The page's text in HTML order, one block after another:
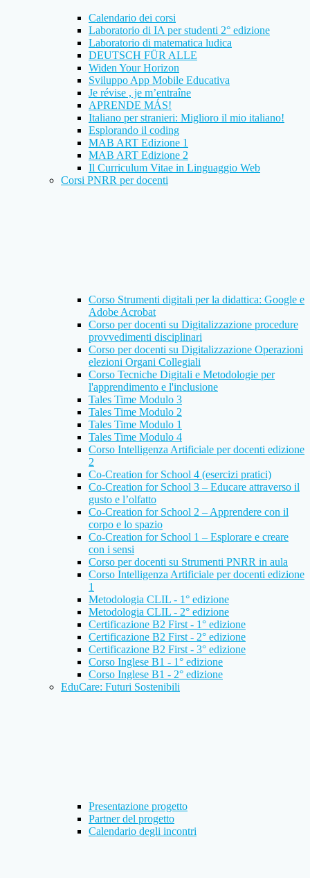
Calendario dei corsi
Laboratorio di IA per studenti 2° edizione
Laboratorio di matematica ludica
DEUTSCH FÜR ALLE
Widen Your Horizon
Sviluppo App Mobile Educativa
Je révise , je m’entraîne
APRENDE MÁS!
Italiano per stranieri: Miglioro il mio italiano!
Esplorando il coding
MAB ART Edizione 1
MAB ART Edizione 2
Il Curriculum Vitae in Linguaggio Web
Corsi PNRR per docenti
Corso Strumenti digitali per la didattica: Google e
Adobe Acrobat
Corso per docenti su Digitalizzazione procedure
provvedimenti disciplinari
Corso per docenti su Digitalizzazione Operazioni
elezioni Organi Collegiali
Corso Tecniche Digitali e Metodologie per
l'apprendimento e l'inclusione
Tales Time Modulo 3
Tales Time Modulo 2
Tales Time Modulo 1
Tales Time Modulo 4
Corso Intelligenza Artificiale per docenti edizione
2
Co-Creation for School 4 (esercizi pratici)
Co-Creation for School 3 – Educare attraverso il
gusto e l’olfatto
Co-Creation for School 2 – Apprendere con il
corpo e lo spazio
Co-Creation for School 1 – Esplorare e creare
con i sensi
Corso per docenti su Strumenti PNRR in aula
Corso Intelligenza Artificiale per docenti edizione
1
Metodologia CLIL - 1° edizione
Metodologia CLIL - 2° edizione
Certificazione B2 First - 1° edizione
Certificazione B2 First - 2° edizione
Certificazione B2 First - 3° edizione
Corso Inglese B1 - 1° edizione
Corso Inglese B1 - 2° edizione
EduCare: Futuri Sostenibili
Presentazione progetto
Partner del progetto
Calendario degli incontri